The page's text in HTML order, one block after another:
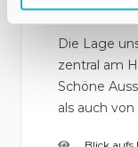
Die Lage
zentral am
Schöne
als auch von